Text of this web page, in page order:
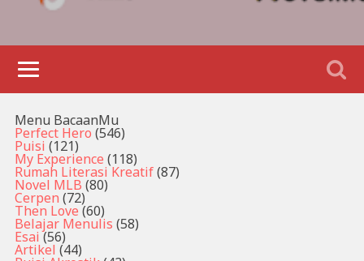
Menu BacaanMu
Perfect Hero (546)
Puisi (121)
My Experience (118)
Rumah Literasi Kreatif(87)
Novel MLB (80)
Cerpen (72)
Then Love (60)
Belajar Menulis (58)
Esai (56)
Artikel (44)